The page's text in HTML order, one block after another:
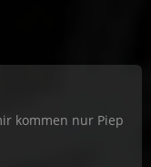
kommen nur Piep